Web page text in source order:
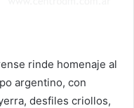
rinde homenaje al
argentino, con
desfiles criollos,